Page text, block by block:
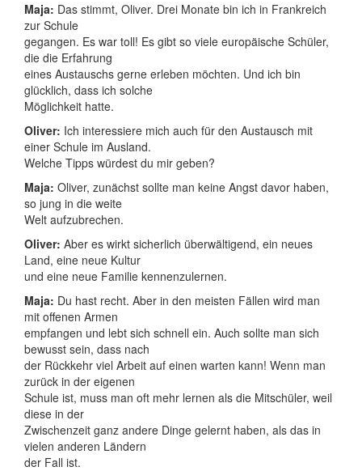
Maja: Das stimmt, Oliver. Drei Monate bin ich in Frankreich
zur Schule
gegangen. Es war toll! Es gibt so viele europäische Schüler,
die die Erfahrung
eines Austauschs gerne erleben möchten. Und ich bin
glücklich, dass ich solche
Möglichkeit hatte.
Oliver: Ich interessiere mich auch für den Austausch mit
einer Schule im Ausland.
Welche Tipps würdest du mir geben?
Maja: Oliver, zunächst sollte man keine Angst davor haben,
so jung in die weite
Welt aufzubrechen.
Oliver: Aber es wirkt sicherlich überwältigend, ein neues
Land, eine neue Kultur
und eine neue Familie kennenzulernen.
Maja: Du hast recht. Aber in den meisten Fällen wird man
mit offenen Armen
empfangen und lebt sich schnell ein. Auch sollte man sich
bewusst sein, dass nach
der Rückkehr viel Arbeit auf einen warten kann! Wenn man
zurück in der eigenen
Schule ist, muss man oft mehr lernen als die Mitschüler, weil
diese in der
Zwischenzeit ganz andere Dinge gelernt haben, als das in
vielen anderen Ländern
der Fall ist.